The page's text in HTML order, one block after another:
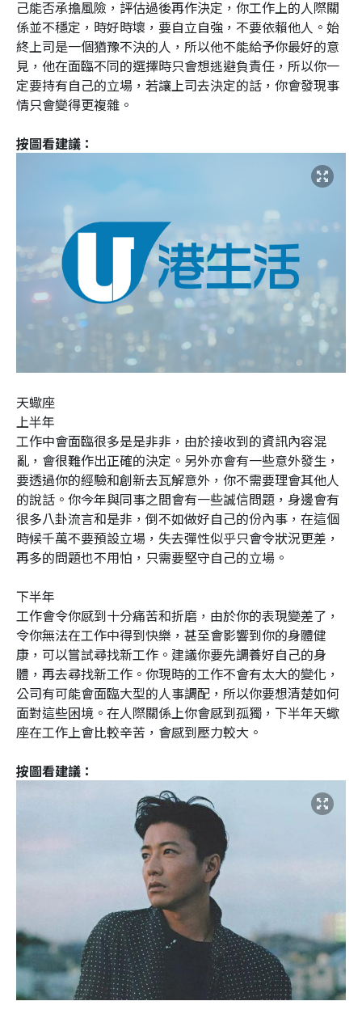
己能否承擔風險，評估過後再作決定，你工作上的人際關
係並不穩定，時好時壞，要自立自強，不要依賴他人。始
終上司是一個猶豫不決的人，所以他不能給予你最好的意
見，他在面臨不同的選擇時只會想逃避負責任，所以你一
定要持有自己的立場，若讓上司去決定的話，你會發現事
情只會變得更複雜。
按圖看建議：
天蠍座
上半年
工作中會面臨很多是是非非，由於接收到的資訊內容混
亂，會很難作出正確的決定。另外亦會有一些意外發生，
要透過你的經驗和創新去瓦解意外，你不需要理會其他人
的說話。你今年與同事之間會有一些誠信問題，身邊會有
很多八卦流言和是非，倒不如做好自己的份內事，在這個
時候千萬不要預設立場，失去彈性似乎只會令狀況更差，
再多的問題也不用怕，只需要堅守自己的立場。
下半年
工作會令你感到十分痛苦和折磨，由於你的表現變差了，
令你無法在工作中得到快樂，甚至會影響到你的身體健
康，可以嘗試尋找新工作。建議你要先調養好自己的身
體，再去尋找新工作。你現時的工作不會有太大的變化，
公司有可能會面臨大型的人事調配，所以你要想清楚如何
面對這些困境。在人際關係上你會感到孤獨，下半年天蠍
座在工作上會比較辛苦，會感到壓力較大。
按圖看建議：